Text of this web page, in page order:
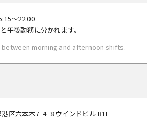
〜22:00
午後勤務に分かれます。
morning and afternoon shifts.
区六本木7−4−8 ウインドビル B1F